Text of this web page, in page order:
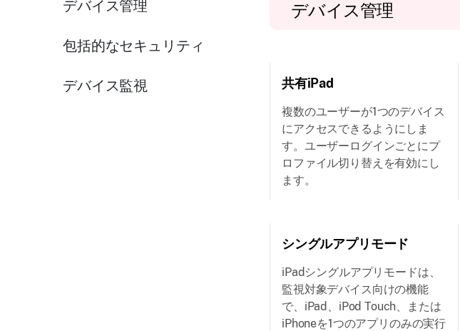
デバイス管理
包括的なセキュリティ
デバイス監視
デバイス管理
共有iPad
複数のユーザーが1つのデバイス
にアクセスできるようにしま
す。ユーザーログインごとにプ
ロファイル切り替えを有効にし
ます。
シングルアプリモード
iPadシングルアプリモードは、
監視対象デバイス向けの機能
で、iPad、iPod Touch、または
iPhoneを1つのアプリのみの実行